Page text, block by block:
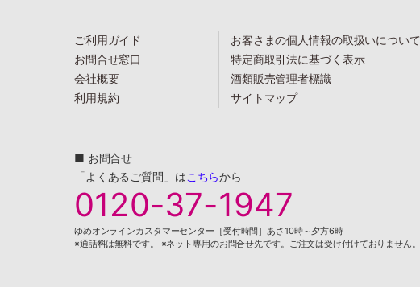
ご利用ガイド
お問合せ窓口
会社概要
利用規約
お客さまの個人情報の取扱いについて
特定商取引法に基づく表示
酒類販売管理者標識
サイトマップ
■ お問合せ
「よくあるご質問」はこちらから
0120-37-1947
ゆめオンラインカスタマーセンター［受付時間］あさ10時～夕方6時
※通話料は無料です。 ※ネット専用のお問合せ先です。ご注文は受け付けておりません。